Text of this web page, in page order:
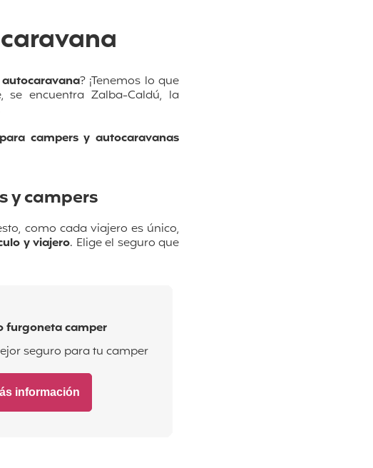
? ¡Tenemos lo que
se encuentraZalba-Caldú, la
campers y autocaravanas
y campers
como cada viajero es único,
y viajero. Elige el seguro que
furgoneta camper
seguro para tu camper
información